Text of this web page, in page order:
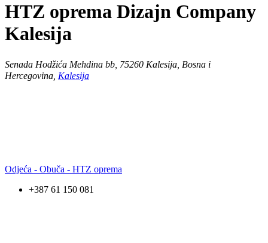
HTZ oprema Dizajn Company
Kalesija
Senada Hodžića Mehdina bb, 75260 Kalesija, Bosna i
Hercegovina, Kalesija
Odjeća - Obuča - HTZ oprema
+387 61 150 081